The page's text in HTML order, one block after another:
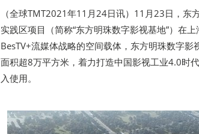
（全球TMT2021年11月24日讯）11月23日，东
实践区项目（简称“东方明珠数字影视基地”）在
BesTV+流媒体战略的空间载体，东方明珠数字
面积超8万平方米，着力打造中国影视工业4.0时
入使用。